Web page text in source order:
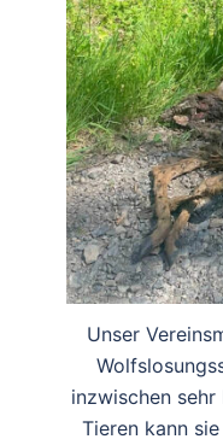
Unser
inzwischen
Tieren kann